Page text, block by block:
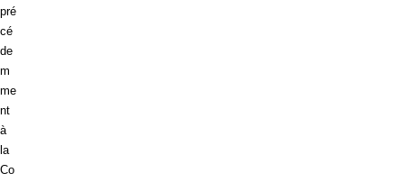
pré
cé
de
m
me
nt
à
la
Co